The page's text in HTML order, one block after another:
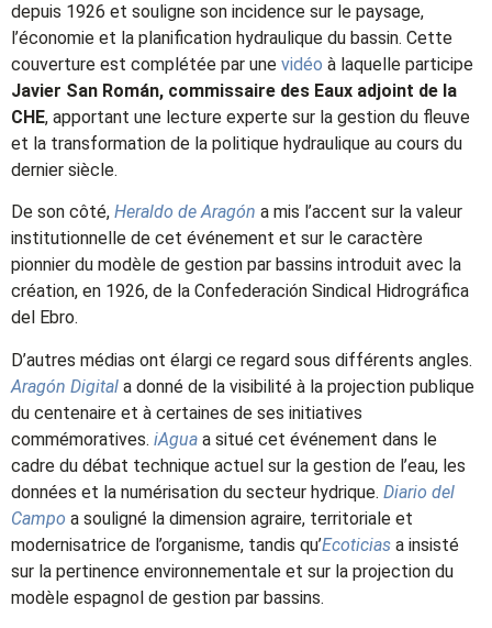
depuis 1926 et souligne son incidence sur le paysage,
l’économie et la planification hydraulique du bassin. Cette
couverture est complétée par une vidéo à laquelle participe
Javier San Román, commissaire des Eaux adjoint de la
CHE, apportant une lecture experte sur la gestion du fleuve
et la transformation de la politique hydraulique au cours du
dernier siècle.
De son côté, Heraldo de Aragón a mis l’accent sur la valeur
institutionnelle de cet événement et sur le caractère
pionnier du modèle de gestion par bassins introduit avec la
création, en 1926, de la Confederación Sindical Hidrográfica
del Ebro.
D’autres médias ont élargi ce regard sous différents angles.
Aragón Digital a donné de la visibilité à la projection publique
du centenaire et à certaines de ses initiatives
commémoratives. iAgua a situé cet événement dans le
cadre du débat technique actuel sur la gestion de l’eau, les
données et la numérisation du secteur hydrique. Diario del
Campo a souligné la dimension agraire, territoriale et
modernisatrice de l’organisme, tandis qu’Ecoticias a insisté
sur la pertinence environnementale et sur la projection du
modèle espagnol de gestion par bassins.